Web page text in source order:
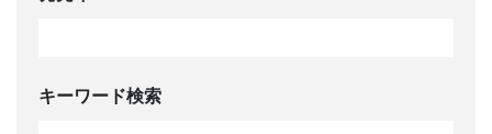
キーワード検索